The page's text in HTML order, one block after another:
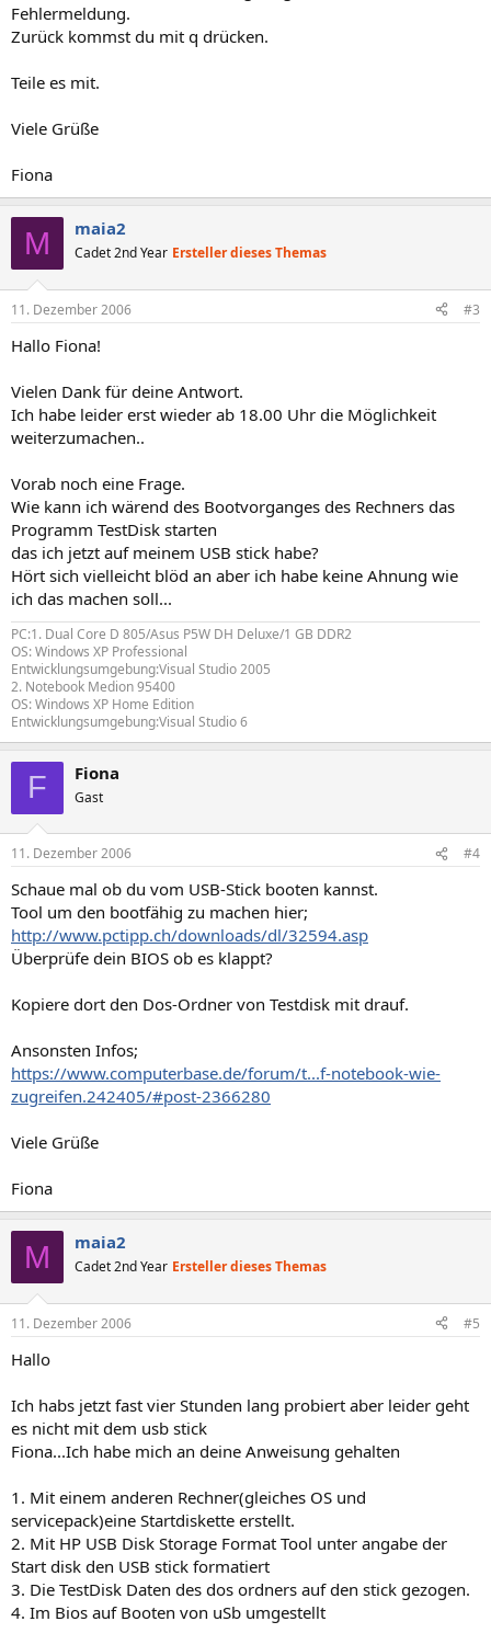
Fehlermeldung.
Zurück kommst du mit q drücken.
Teile es mit.
Viele Grüße
Fiona
M maia2
Cadet 2nd Year Ersteller dieses Themas
11. Dezember 2006 #3
Hallo Fiona!
Vielen Dank für deine Antwort.
Ich habe leider erst wieder ab 18.00 Uhr die Möglichkeit
weiterzumachen..
Vorab noch eine Frage.
Wie kann ich wärend des Bootvorganges des Rechners das
Programm TestDisk starten
das ich jetzt auf meinem USB stick habe?
Hört sich vielleicht blöd an aber ich habe keine Ahnung wie
ich das machen soll...
PC:1. Dual Core D 805/Asus P5W DH Deluxe/1 GB DDR2
OS: Windows XP Professional
Entwicklungsumgebung:Visual Studio 2005
2. Notebook Medion 95400
OS: Windows XP Home Edition
Entwicklungsumgebung:Visual Studio 6
F Fiona
Gast
11. Dezember 2006 #4
Schaue mal ob du vom USB-Stick booten kannst.
Tool um den bootfähig zu machen hier;
http://www.pctipp.ch/downloads/dl/32594.asp
Überprüfe dein BIOS ob es klappt?
Kopiere dort den Dos-Ordner von Testdisk mit drauf.
Ansonsten Infos;
https://www.computerbase.de/forum/t...f-notebook-wie-
zugreifen.242405/#post-2366280
Viele Grüße
Fiona
M maia2
Cadet 2nd Year Ersteller dieses Themas
11. Dezember 2006 #5
Hallo
Ich habs jetzt fast vier Stunden lang probiert aber leider geht
es nicht mit dem usb stick
Fiona...Ich habe mich an deine Anweisung gehalten
1. Mit einem anderen Rechner(gleiches OS und
servicepack)eine Startdiskette erstellt.
2. Mit HP USB Disk Storage Format Tool unter angabe der
Start disk den USB stick formatiert
3. Die TestDisk Daten des dos ordners auf den stick gezogen.
4. Im Bios auf Booten von uSb umgestellt